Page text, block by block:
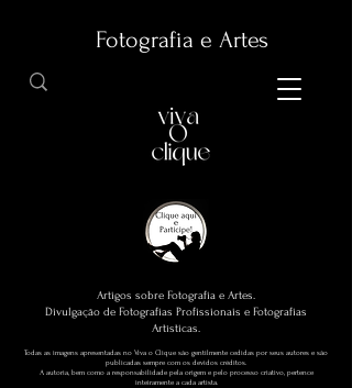
Fotografia e Artes
Artigos sobre Fotografia e Artes.
Divulgação de Fotografias Profissionais e Fotografias
Artísticas.
Todas as imagens apresentadas no Viva o Clique são gentilmente cedidas por seus autores e são
publicadas sempre com os devidos créditos.
A autoria, bem como a responsabilidade pela origem e pelo processo criativo, pertence
inteiramente a cada artista.